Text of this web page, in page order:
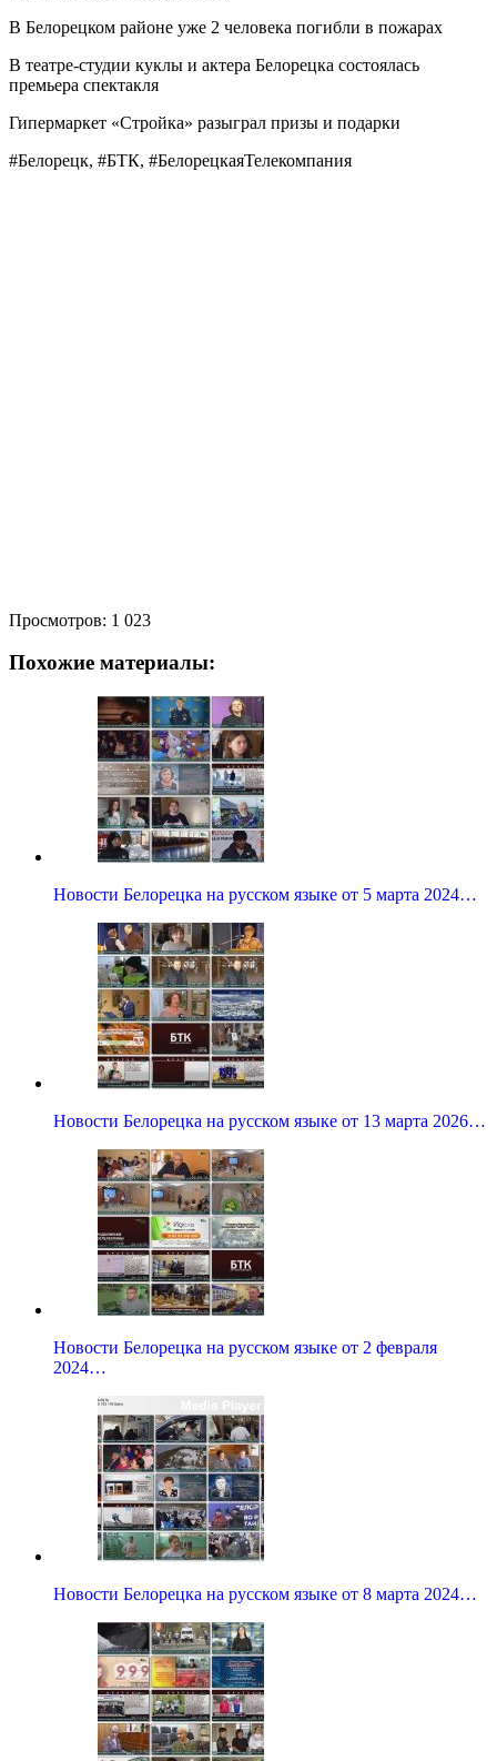
В Белорецком районе уже 2 человека погибли в пожарах
В театре-студии куклы и актера Белорецка состоялась
премьера спектакля
Гипермаркет «Стройка» разыграл призы и подарки
#Белорецк, #БТК, #БелорецкаяТелекомпания
Просмотров: 1 023
Похожие материалы:
Новости Белорецка на русском языке от 5 марта 2024…
Новости Белорецка на русском языке от 13 марта 2026…
Новости Белорецка на русском языке от 2 февраля
2024…
Новости Белорецка на русском языке от 8 марта 2024…